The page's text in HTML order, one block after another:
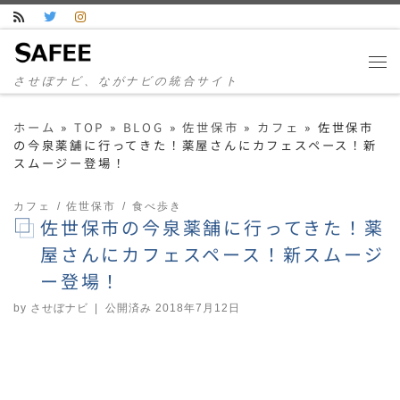
コンテンツへスキップ
させぼナビ、ながナビの統合サイト
ホーム » TOP » BLOG » 佐世保市 » カフェ » 佐世保市
の今泉薬舗に行ってきた！薬屋さんにカフェスペース！新
スムージー登場！
カフェ 佐世保市 食べ歩き
佐世保市の今泉薬舗に行ってきた！薬
屋さんにカフェスペース！新スムージ
ー登場！
by させぼナビ | 公開済み 2018年7月12日